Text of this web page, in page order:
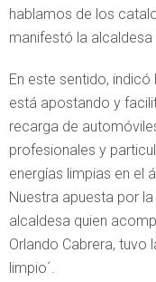
hablamos de los
manifestó la alcaldesa
En este sentido, indicó
está apostando y
recarga de
profesionales y
energías limpias en el
Nuestra apuesta por
alcaldesa quien
Orlando Cabrera, tuvo
limpio´.